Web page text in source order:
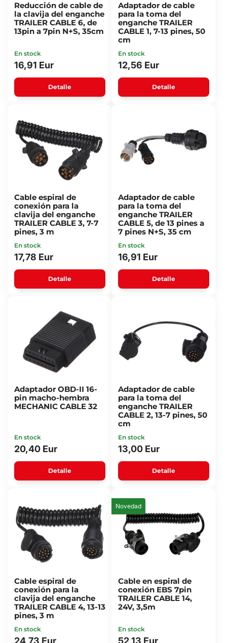
Reducción de cable de
la clavija del enganche
TRAILER CABLE 6, de
13pin a 7pin N+S, 35cm
En stock
16,91 Eur
Detalle
Adaptador de cable
para la toma del
enganche TRAILER
CABLE 1, 7-13 pines, 50
cm
En stock
12,56 Eur
Detalle
Cable espiral de
conexión para la
clavija del enganche
TRAILER CABLE 3, 7-7
pines, 3 m
En stock
17,78 Eur
Detalle
Adaptador de cable
para la toma del
enganche TRAILER
CABLE 5, de 13 pines a
7 pines N+S, 35 cm
En stock
16,91 Eur
Detalle
Adaptador OBD-II 16-
pin macho-hembra
MECHANIC CABLE 32
En stock
20,40 Eur
Detalle
Adaptador de cable
para la toma del
enganche TRAILER
CABLE 2, 13-7 pines, 50
cm
En stock
13,00 Eur
Detalle
Cable espiral de
conexión para la
clavija del enganche
TRAILER CABLE 4, 13-13
pines, 3 m
En stock
24,73 Eur
Novedad
Cable en espiral de
conexión EBS 7pin
TRAILER CABLE 14,
24V, 3,5m
En stock
52,13 Eur